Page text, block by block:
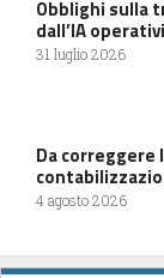
Obblighi sulla
dall’IA
31 luglio 2026
Da
4 agosto 2026